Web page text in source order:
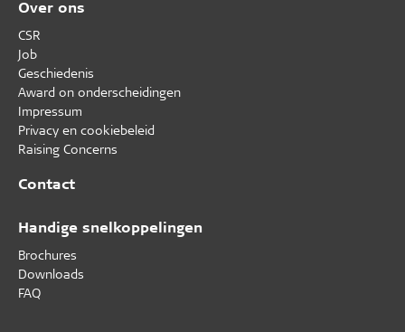
Over ons
CSR
Job
Geschiedenis
Award on onderscheidingen
Impressum
Privacy en cookiebeleid
Raising Concerns
Contact
Handige snelkoppelingen
Brochures
Downloads
FAQ